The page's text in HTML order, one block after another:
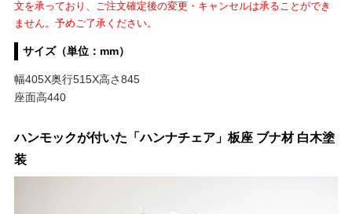
文を承っており、 ご注文確定後の変更・キャンセルは承ることができ
ません。予めご了承ください。
サイズ（単位：mm）
幅405X奥行515X高さ845
座面高440
ハンモックが付いた「ハンナチェア」板座 ブナ材 白木塗
装